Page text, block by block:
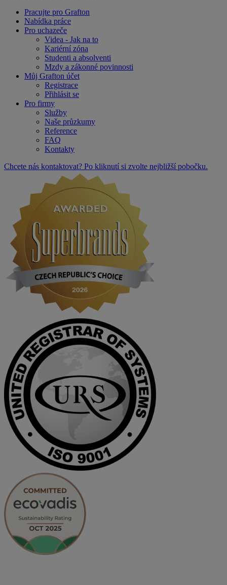
Pracujte pro Grafton
Nabídka práce
Pro uchazeče
Videa - Jak na to
Kariérní zóna
Studenti a absolventi
Mzdy a zákonné povinnosti
Můj Grafton účet
Registrace
Přihlásit se
Pro firmy
Služby
Naše průzkumy
Reference
FAQ
Kontakty
Chcete nás kontaktovat? Po kliknutí si zvolte nejbližší pobočku.